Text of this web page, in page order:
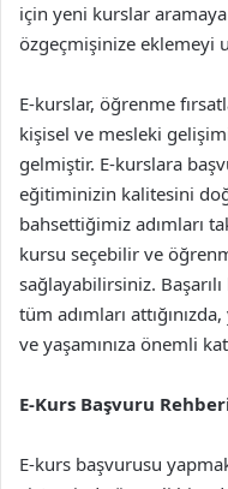
için yeni kurslar aramaya
özgeçmişinize eklemeyi
E-kurslar, öğrenme
kişisel ve mesleki
gelmiştir. E-kurslara
eğitiminizin kalitesini
bahsettiğimiz adımları
kursu seçebilir ve
sağlayabilirsiniz.
tüm adımları
ve yaşamınıza önemli
E-Kurs Başvuru
E-kurs başvurusu